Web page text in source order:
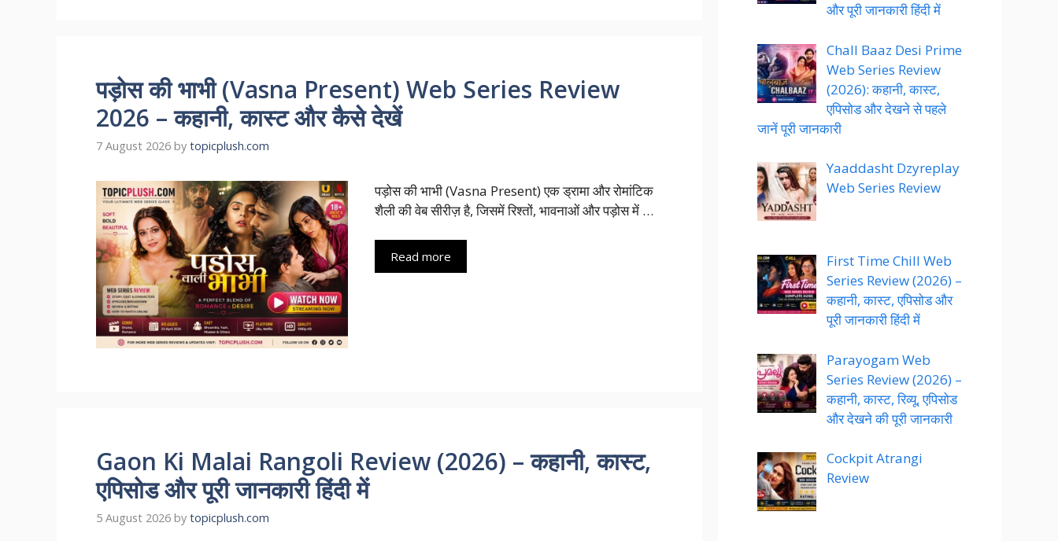
पड़ोस की भाभी (Vasna Present) Web Series Review
2026 – कहानी, कास्ट और कैसे देखें
7 August 2026 by topicplush.com
पड़ोस की भाभी (Vasna Present) एक ड्रामा और रोमांटिक
शैली की वेब सीरीज़ है, जिसमें रिश्तों, भावनाओं और पड़ोस में …
Read more
Gaon Ki Malai Rangoli Review (2026) – कहानी, कास्ट,
एपिसोड और पूरी जानकारी हिंदी में
5 August 2026 by topicplush.com
और पूरी जानकारी हिंदी में
Chall Baaz Desi Prime
Web Series Review
(2026): कहानी, कास्ट,
एपिसोड और देखने से पहले
जानें पूरी जानकारी
Yaaddasht Dzyreplay
Web Series Review
First Time Chill Web
Series Review (2026) –
कहानी, कास्ट, एपिसोड और
पूरी जानकारी हिंदी में
Parayogam Web
Series Review (2026) –
कहानी, कास्ट, रिव्यू, एपिसोड
और देखने की पूरी जानकारी
Cockpit Atrangi
Review